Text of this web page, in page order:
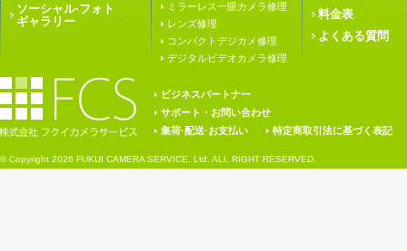
ソーシャル·フォト
ギャラリー
ミラーレス一眼カメラ修理
レンズ修理
コンパクトデジカメ修理
デジタルビデオカメラ修理
料金表
よくある質問
ビジネスパートナー
サポート・お問い合わせ
集荷·配送·お支払い
特定商取引法に基づく表記
© Copyright 2026 FUKUI CAMERA SERVICE, Ltd. ALL RIGHT RESERVED.